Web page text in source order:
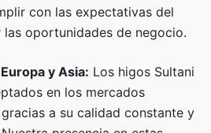
con las expectativas del
oportunidades de negocio.
y Asia: Los higos Sultani
en los mercados
a su calidad constante y